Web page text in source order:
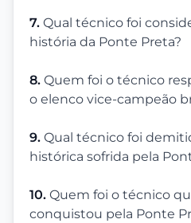
7. Qual técnico foi
história da Ponte Preta?
8. Quem foi o técnico
o elenco vice-campeão
9. Qual técnico foi
histórica sofrida pela
10. Quem foi o técnico
conquistou pela Ponte